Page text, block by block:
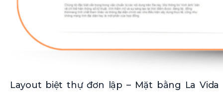
Layout biệt thự đơn lập – Mặt bằng La Vida